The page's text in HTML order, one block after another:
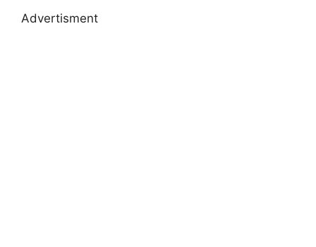
Advertisment